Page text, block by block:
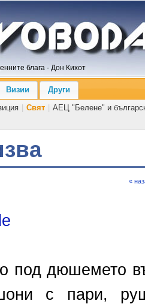
блага - Дон Кихот
Визии
Други
Свят
АЕЦ "Белене" и
«
под дюшемето
с пари,